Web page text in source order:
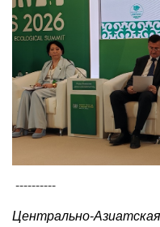
----------
Центрально-